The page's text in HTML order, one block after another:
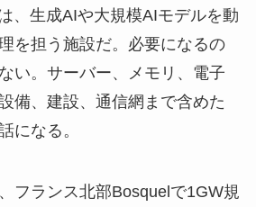
、生成AIや大規模AIモデルを動
を担う施設だ。必要になるの
い。サーバー、メモリ、電子
備、建設、通信網まで含めた
になる。
フランス北部Bosquelで1GW規